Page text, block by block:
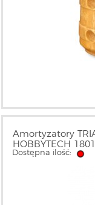
Amortyzatory
HOBBYTECH
Dostępna ilość: